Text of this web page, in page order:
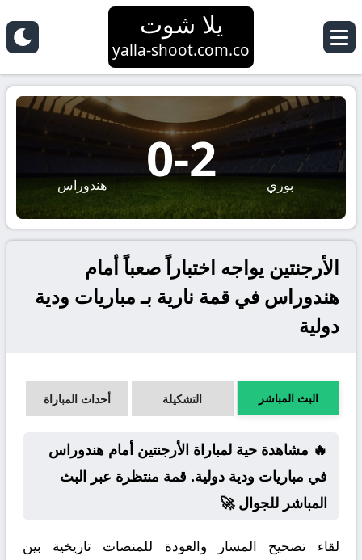
يلا شوت
yalla-shoot.com.co
بوري 2
-
0 هندوراس
الأرجنتين يواجه اختباراً صعباً أمام
هندوراس في قمة نارية بـ مباريات ودية
دولية
البث المباشر التشكيلة أحداث المباراة
🔥 مشاهدة حية لمباراة الأرجنتين أمام هندوراس
في مباريات ودية دولية. قمة منتظرة عبر البث
المباشر للجوال 🚀
لقاء تصحيح المسار والعودة للمنصات تاريخية بين